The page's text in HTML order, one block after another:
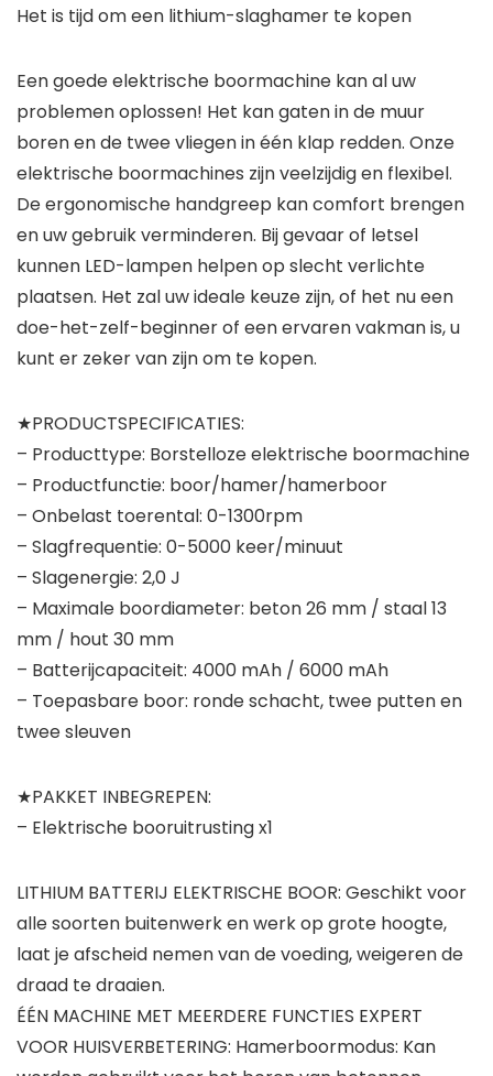
Het is tijd om een lithium-slaghamer te kopen
Een goede elektrische boormachine kan al uw
problemen oplossen! Het kan gaten in de muur
boren en de twee vliegen in één klap redden. Onze
elektrische boormachines zijn veelzijdig en flexibel.
De ergonomische handgreep kan comfort brengen
en uw gebruik verminderen. Bij gevaar of letsel
kunnen LED-lampen helpen op slecht verlichte
plaatsen. Het zal uw ideale keuze zijn, of het nu een
doe-het-zelf-beginner of een ervaren vakman is, u
kunt er zeker van zijn om te kopen.
★PRODUCTSPECIFICATIES:
– Producttype: Borstelloze elektrische boormachine
– Productfunctie: boor/hamer/hamerboor
– Onbelast toerental: 0-1300rpm
– Slagfrequentie: 0-5000 keer/minuut
– Slagenergie: 2,0 J
– Maximale boordiameter: beton 26 mm / staal 13
mm / hout 30 mm
– Batterijcapaciteit: 4000 mAh / 6000 mAh
– Toepasbare boor: ronde schacht, twee putten en
twee sleuven
★PAKKET INBEGREPEN:
– Elektrische booruitrusting x1
LITHIUM BATTERIJ ELEKTRISCHE BOOR: Geschikt voor
alle soorten buitenwerk en werk op grote hoogte,
laat je afscheid nemen van de voeding, weigeren de
draad te draaien.
ÉÉN MACHINE MET MEERDERE FUNCTIES EXPERT
VOOR HUISVERBETERING: Hamerboormodus: Kan